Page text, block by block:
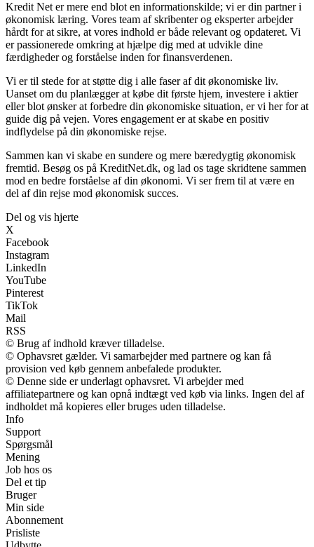
Kredit Net er mere end blot en informationskilde; vi er din partner i
økonomisk læring. Vores team af skribenter og eksperter arbejder
hårdt for at sikre, at vores indhold er både relevant og opdateret. Vi
er passionerede omkring at hjælpe dig med at udvikle dine
færdigheder og forståelse inden for finansverdenen.
Vi er til stede for at støtte dig i alle faser af dit økonomiske liv.
Uanset om du planlægger at købe dit første hjem, investere i aktier
eller blot ønsker at forbedre din økonomiske situation, er vi her for at
guide dig på vejen. Vores engagement er at skabe en positiv
indflydelse på din økonomiske rejse.
Sammen kan vi skabe en sundere og mere bæredygtig økonomisk
fremtid. Besøg os på KreditNet.dk, og lad os tage skridtene sammen
mod en bedre forståelse af din økonomi. Vi ser frem til at være en
del af din rejse mod økonomisk succes.
Del og vis hjerte
X
Facebook
Instagram
LinkedIn
YouTube
Pinterest
TikTok
Mail
RSS
© Brug af indhold kræver tilladelse.
© Ophavsret gælder. Vi samarbejder med partnere og kan få
provision ved køb gennem anbefalede produkter.
© Denne side er underlagt ophavsret. Vi arbejder med
affiliatepartnere og kan opnå indtægt ved køb via links. Ingen del af
indholdet må kopieres eller bruges uden tilladelse.
Info
Support
Spørgsmål
Mening
Job hos os
Del et tip
Bruger
Min side
Abonnement
Prisliste